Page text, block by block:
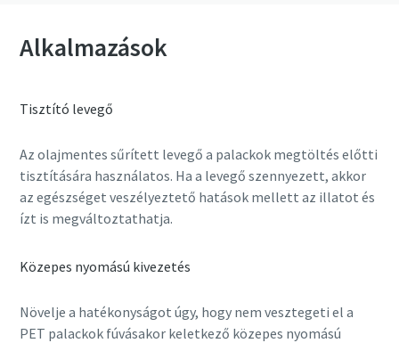
Alkalmazások
Tisztító levegő
Az olajmentes sűrített levegő a palackok megtöltés előtti
tisztítására használatos. Ha a levegő szennyezett, akkor
az egészséget veszélyeztető hatások mellett az illatot és
ízt is megváltoztathatja.
Közepes nyomású kivezetés
Növelje a hatékonyságot úgy, hogy nem vesztegeti el a
PET palackok fúvásakor keletkező közepes nyomású